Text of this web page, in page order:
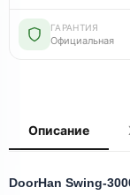
ГАРАНТИЯ
Официальная
Описание
DoorHan Swing-